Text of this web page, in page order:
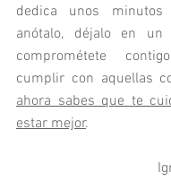
dedica unos minutos
anótalo, déjalo en
comprométete
cumplir con aquellas
ahora sabes que te
estar mejor.